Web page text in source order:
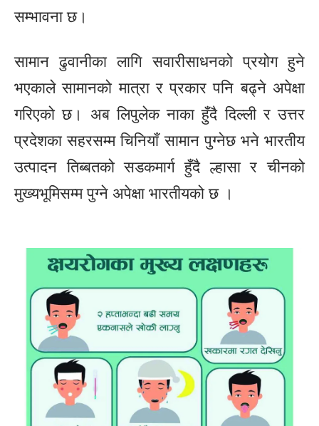
सम्भावना छ।
सामान ढुवानीका लागि सवारीसाधनको प्रयोग हुने
भएकाले सामानको मात्रा र प्रकार पनि बढ्ने अपेक्षा
गरिएको छ। अब लिपुलेक नाका हुँदै दिल्ली र उत्तर
प्रदेशका सहरसम्म चिनियाँ सामान पुग्नेछ भने भारतीय
उत्पादन तिब्बतको सडकमार्ग हुँदै ल्हासा र चीनको
मुख्यभूमिसम्म पुग्ने अपेक्षा भारतीयको छ ।